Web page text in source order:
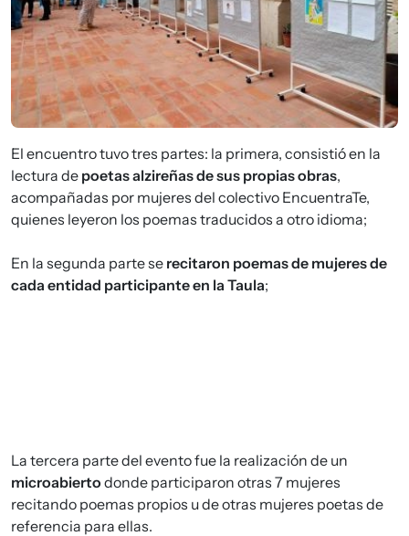
El encuentro tuvo tres partes: la primera, consistió en la
lectura de poetas alzireñas de sus propias obras,
acompañadas por mujeres del colectivo EncuentraTe,
quienes leyeron los poemas traducidos a otro idioma;
En la segunda parte se recitaron poemas de mujeres de
cada entidad participante en la Taula;
La tercera parte del evento fue la realización de un
microabierto donde participaron otras 7 mujeres
recitando poemas propios u de otras mujeres poetas de
referencia para ellas.